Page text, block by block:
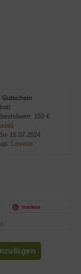
Gutschein
150 €
15.07.2024
Loveco
merken